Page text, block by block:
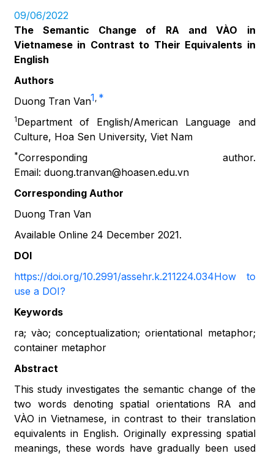
09/06/2022
The Semantic Change of RA and VÀO in
Vietnamese in Contrast to Their Equivalents in
English
Authors
Duong Tran Van1, *
1Department of English/American Language and
Culture, Hoa Sen University, Viet Nam
*Corresponding author.
Email: duong.tranvan@hoasen.edu.vn
Corresponding Author
Duong Tran Van
Available Online 24 December 2021.
DOI
https://doi.org/10.2991/assehr.k.211224.034How to
use a DOI?
Keywords
ra; vào; conceptualization; orientational metaphor;
container metaphor
Abstract
This study investigates the semantic change of the
two words denoting spatial orientations RA and
VÀO in Vietnamese, in contrast to their translation
equivalents in English. Originally expressing spatial
meanings, these words have gradually been used